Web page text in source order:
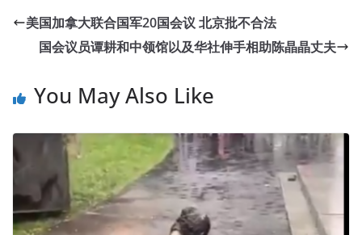
美国加拿大联合国军20国会议 北京批不合法
国会议员谭耕和中领馆以及华社伸手相助陈晶晶丈夫
You May Also Like